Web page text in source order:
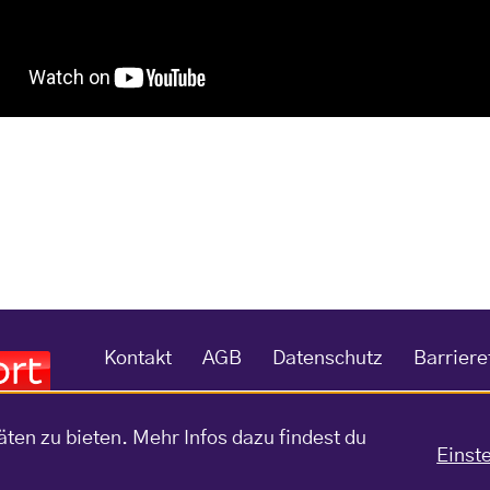
Kontakt AGB Datenschutz
zu bieten. Mehr Infos dazu findest du